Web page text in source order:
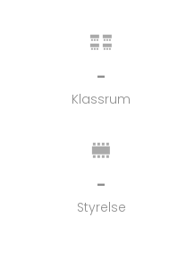
-
Klassrum
-
Styrelse